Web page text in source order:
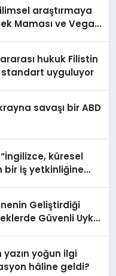
araştırmaya
Maması ve Vegan
hukuk Filistin
uyguluyor
savaşı bir ABD
küresel
bir iş yetkinliğine
Geliştirdiği
Güvenli Uyku
yazın yoğun ilgi
hâline geldi?